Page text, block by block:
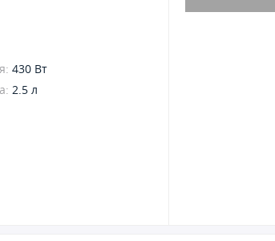
430 Вт
2.5 л